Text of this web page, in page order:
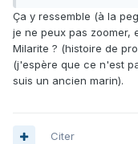
Ça y ressemble (à la
je ne peux pas zoomer,
Milarite ? (histoire de
(j'espère que ce n'est
suis un ancien marin).
Citer